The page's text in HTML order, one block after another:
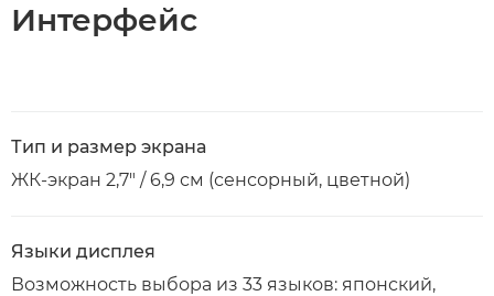
Интерфейс
Тип и размер экрана
ЖК-экран 2,7" / 6,9 см (сенсорный, цветной)
Языки дисплея
Возможность выбора из 33 языков: японский,